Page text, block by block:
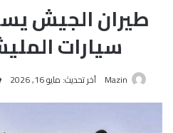
طيران الجيش
سيارات
Mazin آخر تحديث: مايو 16, 2026